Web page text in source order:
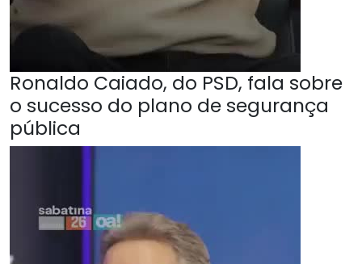
Ronaldo Caiado, do PSD, fala sobre
o sucesso do plano de segurança
pública